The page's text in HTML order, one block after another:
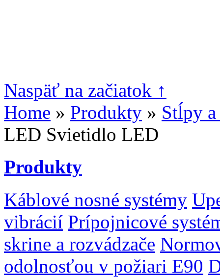
Naspäť na začiatok ↑
Home » Produkty » Stĺpy
LED Svietidlo LED
Produkty
Káblové nosné systémy
vibrácií Prípojnicové
skrine a rozvádzače
odolnosťou v požiari E90